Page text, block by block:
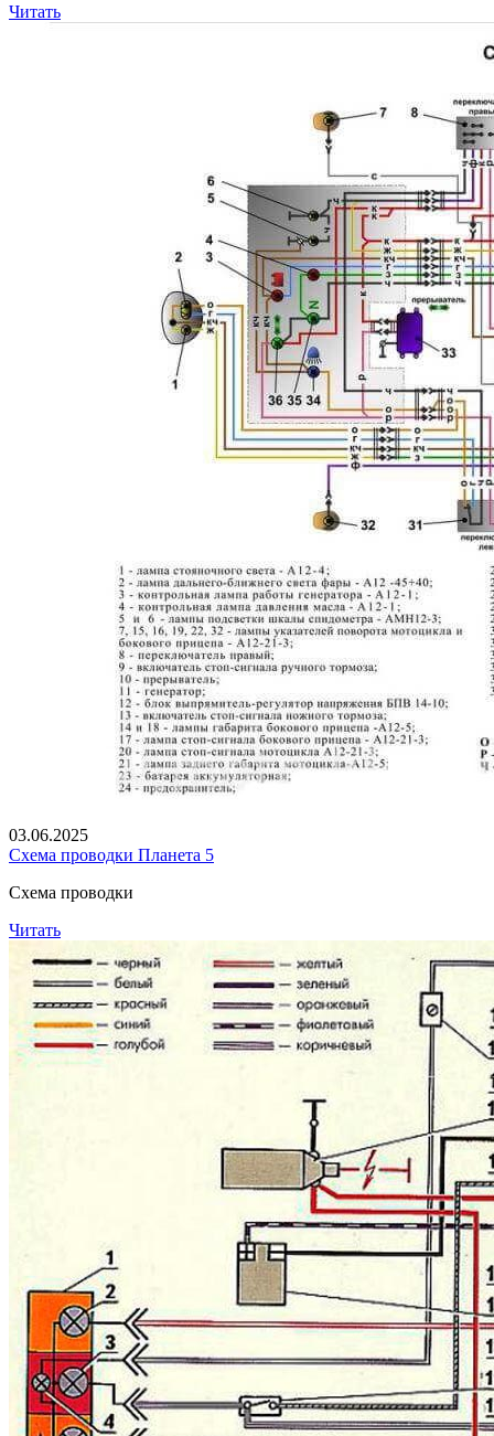
Читать
03.06.2025
Схема проводки Планета 5
Схема проводки
Читать